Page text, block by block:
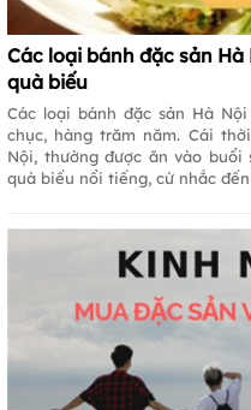
Các loại bánh đặc sản
quà biếu
Các loại bánh đặc sản Hà
chục, hàng trăm năm. Cái
Nội, thường được ăn vào buổi
quà biếu nổi tiếng, cứ nhắc